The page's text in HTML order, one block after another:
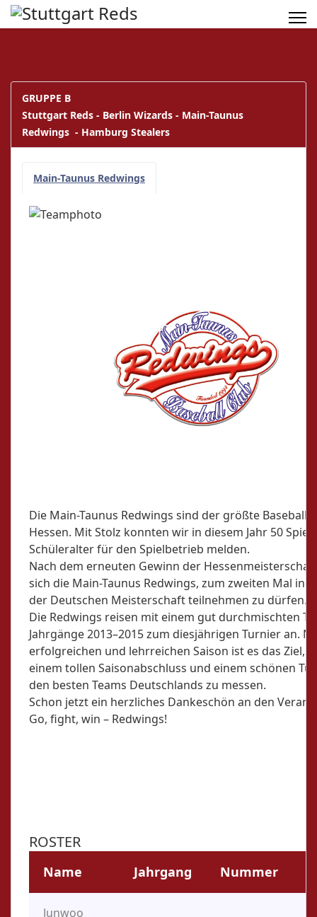
GRUPPE B
Stuttgart Reds - Berlin Wizards - Main-Taunus
Redwings - Hamburg Stealers
Main-Taunus Redwings
Die Main-Taunus Redwings sind der größte
Hessen. Mit Stolz konnten wir in diesem Jahr 50
Schüleralter für den Spielbetrieb melden.
Nach dem erneuten Gewinn der
sich die Main-Taunus Redwings, zum zweiten Mal in
der Deutschen Meisterschaft teilnehmen zu dürfen.
Die Redwings reisen mit einem gut durchmischten
Jahrgänge 2013–2015 zum diesjährigen Turnier an.
erfolgreichen und lehrreichen Saison ist es das Ziel,
einem tollen Saisonabschluss und einem schönen
den besten Teams Deutschlands zu messen.
Schon jetzt ein herzliches Dankeschön an den
Go, fight, win – Redwings!
ROSTER
Name Jahrgang Nummer
Junwoo